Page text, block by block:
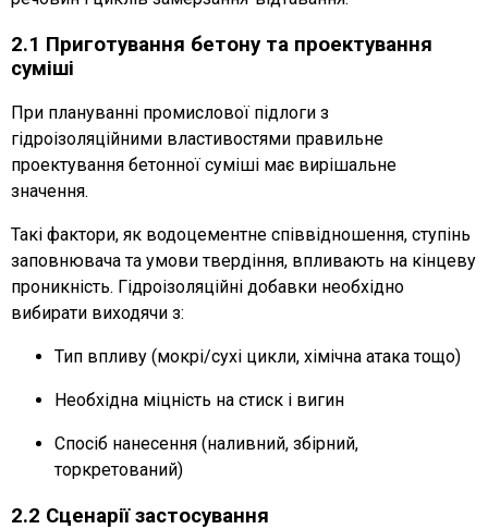
2.1 Приготування бетону та проектування
суміші
При плануванні промислової підлоги з
гідроізоляційними властивостями правильне
проектування бетонної суміші має вирішальне
значення.
Такі фактори, як водоцементне співвідношення, ступінь
заповнювача та умови твердіння, впливають на кінцеву
проникність. Гідроізоляційні добавки необхідно
вибирати виходячи з:
Тип впливу (мокрі/сухі цикли, хімічна атака тощо)
Необхідна міцність на стиск і вигин
Спосіб нанесення (наливний, збірний,
торкретований)
2.2 Сценарії застосування